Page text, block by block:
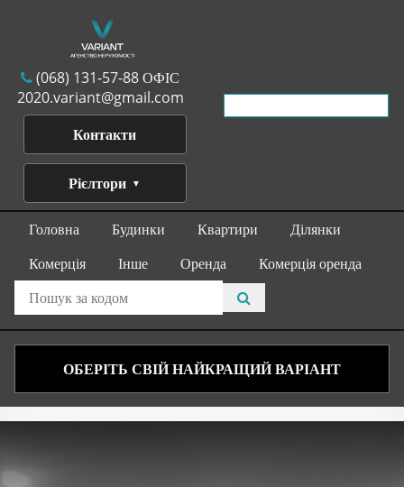
(068) 131-57-88 ОФІС
2020.variant@gmail.com
Контакти
Рієлтори
Головна Будинки Квартири
Ділянки
Комерція
Інше Оренда Комерція оренда
ОБЕРІТЬ СВІЙ НАЙКРАЩИЙ ВАРІАНТ